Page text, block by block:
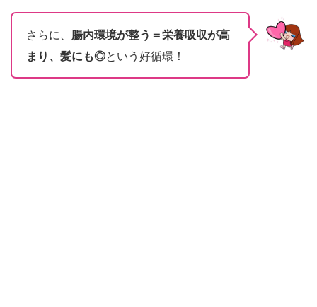
さらに、 腸内環境が整う＝栄養吸収が高
まり、髪にも◎という好循環！